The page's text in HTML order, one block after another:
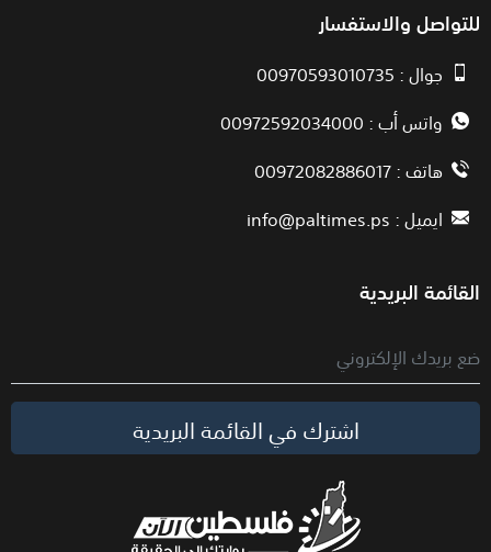
للتواصل والاستفسار
جوال : 00970593010735
واتس أب : 00972592034000
هاتف : 00972082886017
ايميل :info@paltimes.ps
القائمة البريدية
اشترك في القائمة البريدية